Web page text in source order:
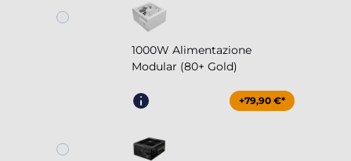
1000W Alimentazione
Modular (80+ Gold)
+79,90 €*